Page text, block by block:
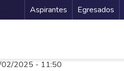
Menu
Aspirantes Egresados
02/2025 - 11:50